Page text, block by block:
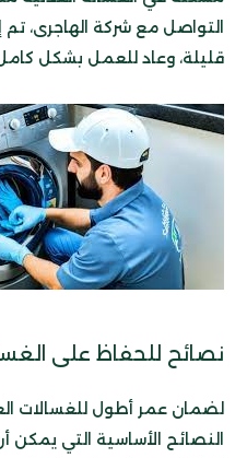
التواصل مع شركة الهاجرى، تم
قليلة، وعاد للعمل بشكل
نصائح للحفاظ على
لضمان عمر أطول للغسالات
النصائح الأساسية التي